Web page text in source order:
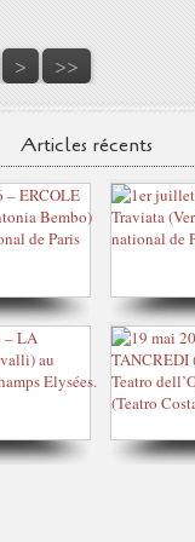
40
50
60
> >>
Articles récents